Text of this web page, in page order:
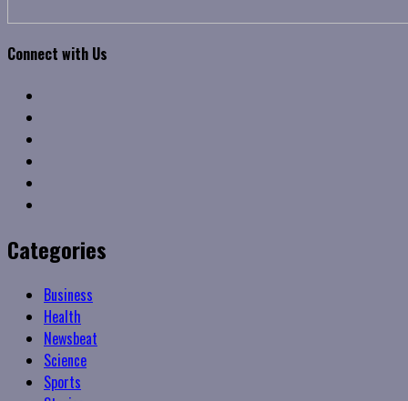
Connect with Us
Categories
Business
Health
Newsbeat
Science
Sports